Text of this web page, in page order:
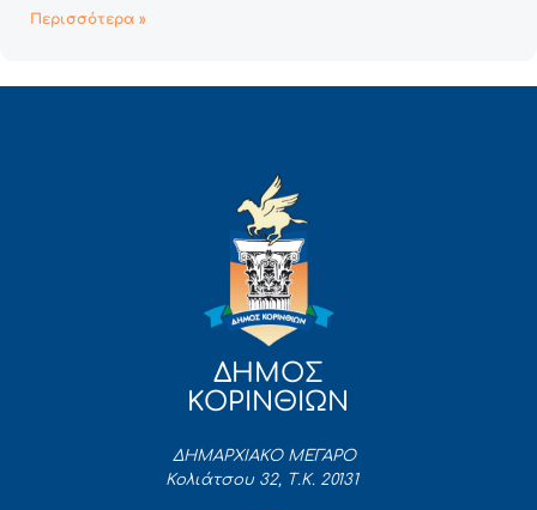
Περισσότερα »
ΔΗΜΟΣ
ΚΟΡΙΝΘΙΩΝ
ΔΗΜΑΡΧΙΑΚΟ ΜΕΓΑΡΟ
Κολιάτσου 32, Τ.Κ. 20131